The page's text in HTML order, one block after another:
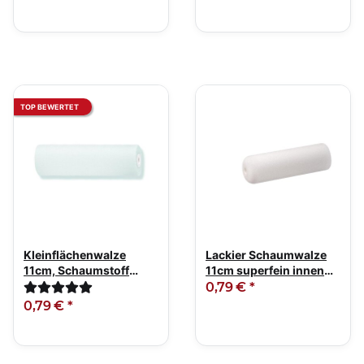
TOP BEWERTET
Kleinflächenwalze
11cm, Schaumstoff
superfein gerade
0,79 € *
Lackier Schaumwalze
11cm superfein innen
abgerundet
0,79 € *